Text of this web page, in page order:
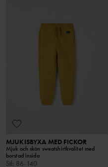
MJUKISBYXA MED FICKOR
Mjuk och skön sweatshirtkvalitet med
borstad insida
Stl: 86-140